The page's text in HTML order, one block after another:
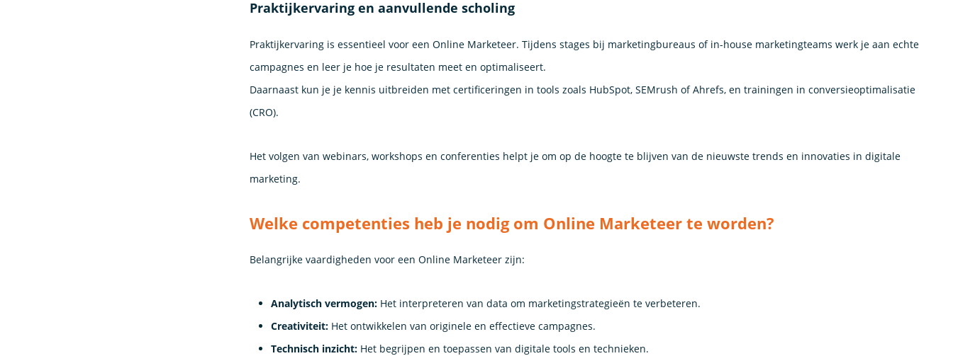
Praktijkervaring en aanvullende scholing
Praktijkervaring is essentieel voor een Online Marketeer. Tijdens stages bij marketingbureaus of in-house marketingteams werk je aan echte
campagnes en leer je hoe je resultaten meet en optimaliseert.
Daarnaast kun je je kennis uitbreiden met certificeringen in tools zoals HubSpot, SEMrush of Ahrefs, en trainingen in conversieoptimalisatie
(CRO).
Het volgen van webinars, workshops en conferenties helpt je om op de hoogte te blijven van de nieuwste trends en innovaties in digitale
marketing.
Welke competenties heb je nodig om Online Marketeer te worden?
Belangrijke vaardigheden voor een Online Marketeer zijn:
Analytisch vermogen: Het interpreteren van data om marketingstrategieën te verbeteren.
Creativiteit: Het ontwikkelen van originele en effectieve campagnes.
Technisch inzicht: Het begrijpen en toepassen van digitale tools en technieken.